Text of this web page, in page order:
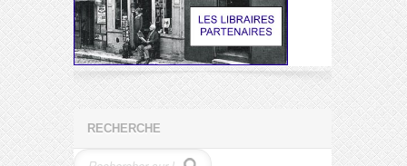
RECHERCHE